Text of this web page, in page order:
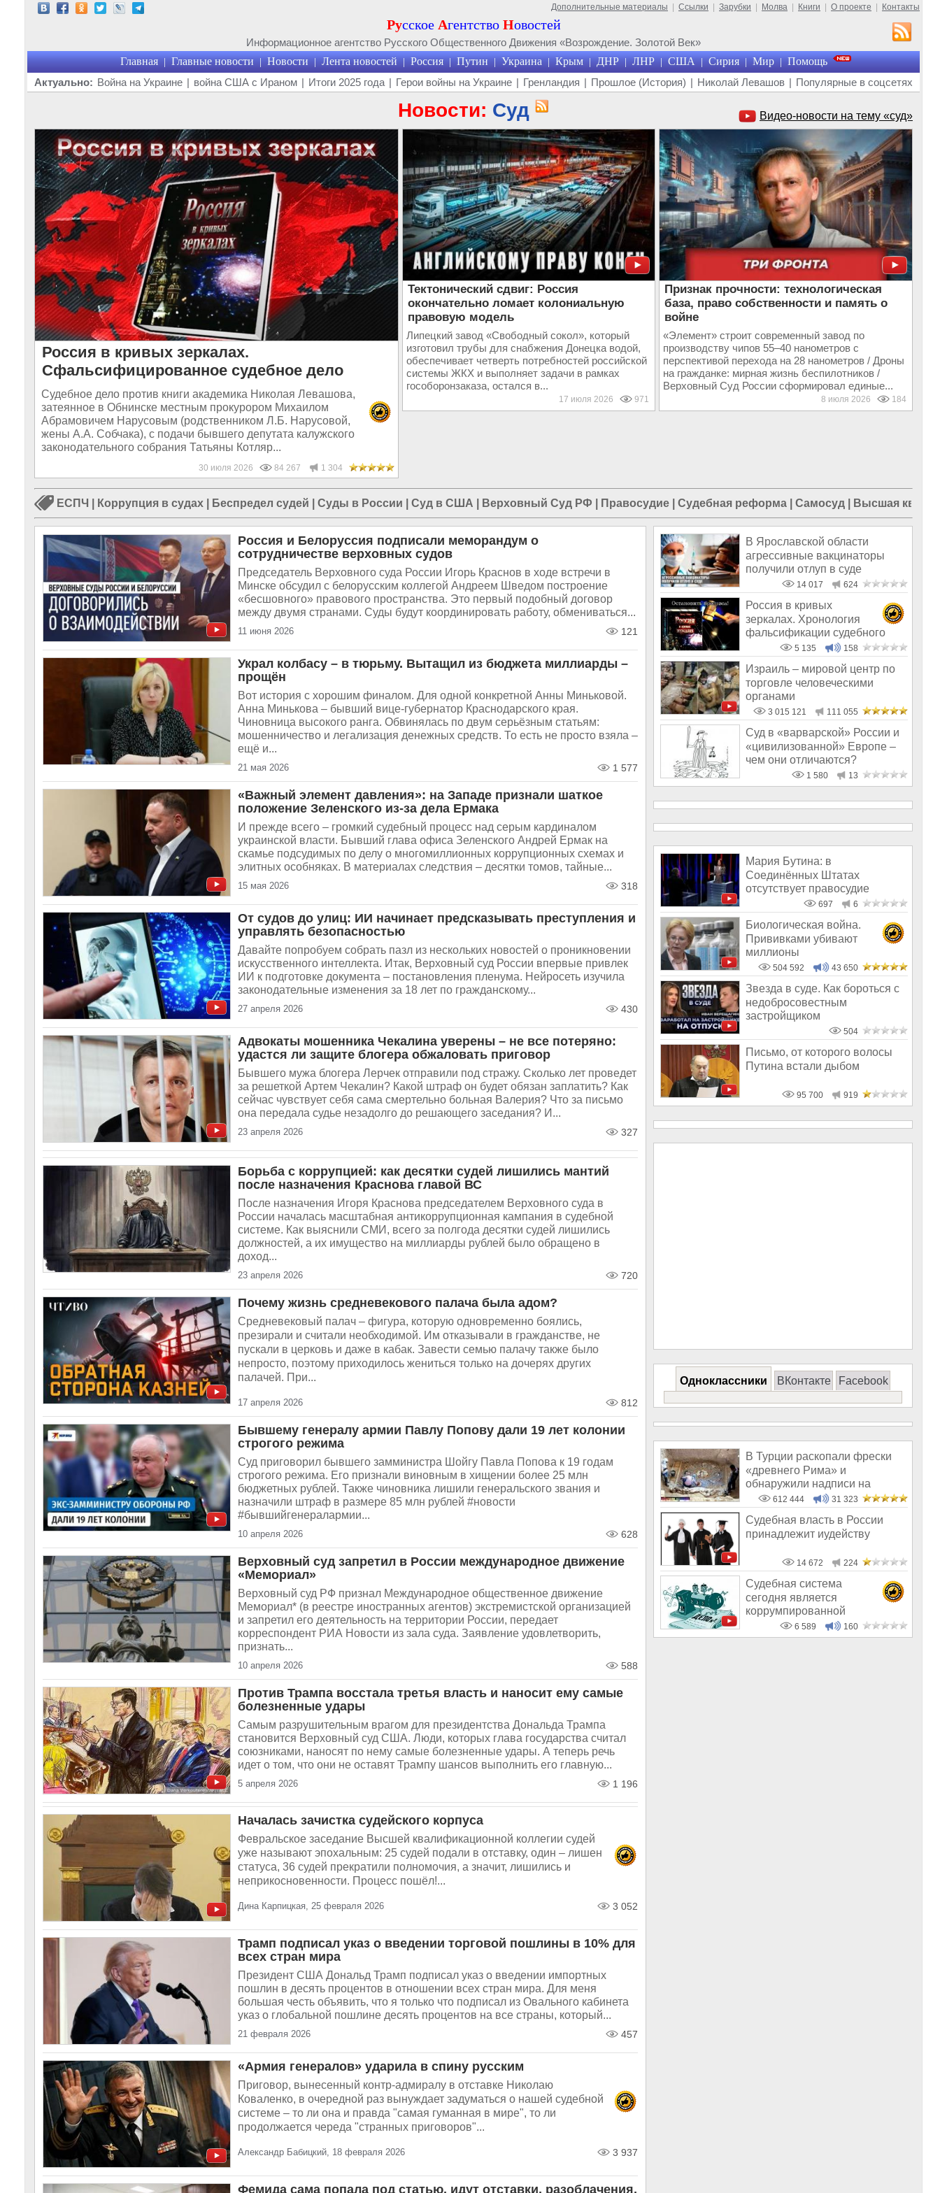
Дополнительные материалы Ссылки Зарубки Молва Книги О проекте Контакты
Русское Агентство Новостей
Информационное агентство Русского Общественного Движения «Возрождение. Золотой Век»
Главная | Главные новости | Новости | Лента новостей | Россия | Путин | Украина | Крым | ДНР | ЛНР | США | Сирия | Мир | Помощь
Актуально: Война на Украине | война США с Ираном | Итоги 2025 года | Герои войны на Украине | Гренландия | Прошлое (История) | Николай Левашов | Популярные в соцсетях
Новости: Суд Видео-новости на тему «суд»
Россия в кривых зеркалах.
Сфальсифицированное судебное дело
Судебное дело против книги академика Николая Левашова,
затеянное в Обнинске местным прокурором Михаилом
Абрамовичем Нарусовым (родственником Л.Б. Нарусовой,
жены А.А. Собчака), с подачи бывшего депутата калужского
законодательного собрания Татьяны Котляр...
30 июля 2026 84 267 1 304
Тектонический сдвиг: Россия
окончательно ломает колониальную
правовую модель
Липецкий завод «Свободный сокол», который
изготовил трубы для снабжения Донецка водой,
обеспечивает четверть потребностей российской
системы ЖКХ и выполняет задачи в рамках
гособоронзаказа, остался в...
17 июля 2026 971
Признак прочности: технологическая
база, право собственности и память о
войне
«Элемент» строит современный завод по
производству чипов 55–40 нанометров с
перспективой перехода на 28 нанометров / Дроны
на гражданке: мирная жизнь беспилотников /
Верховный Суд России сформировал единые...
8 июля 2026 184
ЕСПЧ Коррупция в судах Беспредел судей Суды в России Суд в США Верховный Суд РФ Правосудие Судебная реформа Самосуд Высшая
Россия и Белоруссия подписали меморандум о
сотрудничестве верховных судов
Председатель Верховного суда России Игорь Краснов в ходе встречи в
Минске обсудил с белорусским коллегой Андреем Шведом построение
«бесшовного» правового пространства. Это первый подобный договор
между двумя странами. Суды будут координировать работу, обмениваться...
11 июня 2026 121
Украл колбасу – в тюрьму. Вытащил из бюджета миллиарды –
прощён
Вот история с хорошим финалом. Для одной конкретной Анны Миньковой.
Анна Минькова – бывший вице-губернатор Краснодарского края.
Чиновница высокого ранга. Обвинялась по двум серьёзным статьям:
мошенничество и легализация денежных средств. То есть не просто взяла –
ещё и...
21 мая 2026 1 577
«Важный элемент давления»: на Западе признали шаткое
положение Зеленского из-за дела Ермака
И прежде всего – громкий судебный процесс над серым кардиналом
украинской власти. Бывший глава офиса Зеленского Андрей Ермак на
скамье подсудимых по делу о многомиллионных коррупционных схемах и
элитных особняках. В материалах следствия – десятки томов, тайные...
15 мая 2026 318
От судов до улиц: ИИ начинает предсказывать преступления и
управлять безопасностью
Давайте попробуем собрать пазл из нескольких новостей о проникновении
искусственного интеллекта. Итак, Верховный суд России впервые привлек
ИИ к подготовке документа – постановления пленума. Нейросеть изучила
законодательные изменения за 18 лет по гражданскому...
27 апреля 2026 430
Адвокаты мошенника Чекалина уверены – не все потеряно:
удастся ли защите блогера обжаловать приговор
Бывшего мужа блогера Лерчек отправили под стражу. Сколько лет проведет
за решеткой Артем Чекалин? Какой штраф он будет обязан заплатить? Как
сейчас чувствует себя сама смертельно больная Валерия? Что за письмо
она передала судье незадолго до решающего заседания? И...
23 апреля 2026 327
Борьба с коррупцией: как десятки судей лишились мантий
после назначения Краснова главой ВС
После назначения Игоря Краснова председателем Верховного суда в
России началась масштабная антикоррупционная кампания в судебной
системе. Как выяснили СМИ, всего за полгода десятки судей лишились
должностей, а их имущество на миллиарды рублей было обращено в
доход...
23 апреля 2026 720
Почему жизнь средневекового палача была адом?
Средневековый палач – фигура, которую одновременно боялись,
презирали и считали необходимой. Им отказывали в гражданстве, не
пускали в церковь и даже в кабак. Завести семью палачу также было
непросто, поэтому приходилось жениться только на дочерях других
палачей. При...
17 апреля 2026 812
Бывшему генералу армии Павлу Попову дали 19 лет колонии
строгого режима
Суд приговорил бывшего замминистра Шойгу Павла Попова к 19 годам
строгого режима. Его признали виновным в хищении более 25 млн
бюджетных рублей. Также чиновника лишили генеральского звания и
назначили штраф в размере 85 млн рублей #новости
#бывшийгенералармии...
10 апреля 2026 628
Верховный суд запретил в России международное движение
«Мемориал»
Верховный суд РФ признал Международное общественное движение
Мемориал* (в реестре иностранных агентов) экстремистской организацией
и запретил его деятельность на территории России, передает
корреспондент РИА Новости из зала суда. Заявление удовлетворить,
признать...
10 апреля 2026 588
Против Трампа восстала третья власть и наносит ему самые
болезненные удары
Самым разрушительным врагом для президентства Дональда Трампа
становится Верховный суд США. Люди, которых глава государства считал
союзниками, наносят по нему самые болезненные удары. А теперь речь
идет о том, что они не оставят Трампу шансов выполнить его главную...
5 апреля 2026 1 196
Началась зачистка судейского корпуса
Февральское заседание Высшей квалификационной коллегии судей
уже называют эпохальным: 25 судей подали в отставку, один – лишен
статуса, 36 судей прекратили полномочия, а значит, лишились и
неприкосновенности. Процесс пошёл!...
Дина Карпицкая, 25 февраля 2026 3 052
Трамп подписал указ о введении торговой пошлины в 10% для
всех стран мира
Президент США Дональд Трамп подписал указ о введении импортных
пошлин в десять процентов в отношении всех стран мира. Для меня
большая честь объявить, что я только что подписал из Овального кабинета
указ о глобальной пошлине десять процентов на все страны, который...
21 февраля 2026 457
«Армия генералов» ударила в спину русским
Приговор, вынесенный контр-адмиралу в отставке Николаю
Коваленко, в очередной раз вынуждает задуматься о нашей судебной
системе – то ли она и правда "самая гуманная в мире", то ли
продолжается череда "странных приговоров"...
Александр Бабицкий, 18 февраля 2026 3 937
Фемида сама попала под статью, идут отставки, разоблачения,
В Ярославской области
агрессивные вакцинаторы
получили отлуп в суде
14 017 624
Россия в кривых
зеркалах. Хронология
фальсификации судебного
5 135 158
Израиль – мировой центр по
торговле человеческими
органами
3 015 121 111 055
Суд в «варварской» России и
«цивилизованной» Европе –
чем они отличаются?
1 580 13
Мария Бутина: в
Соединённых Штатах
отсутствует правосудие
697 6
Биологическая война.
Прививками убивают
миллионы
504 592 43 650
Звезда в суде. Как бороться с
недобросовестным
застройщиком
504
Письмо, от которого волосы
Путина встали дыбом
95 700 919
Одноклассники ВКонтакте Facebook
В Турции раскопали фрески
«древнего Рима» и
обнаружили надписи на
Русском!
612 444 31 323
Судебная власть в России
принадлежит иудейству
14 672 224
Судебная система
сегодня является
коррумпированной
6 589 160